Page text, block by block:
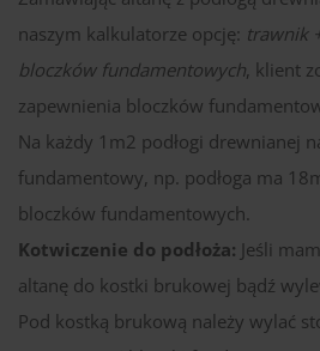
naszym kalkulatorze opcję: trawnik
bloczków fundamentowych, klient
zapewnienia bloczków
Na każdy 1m2 podłogi drewnianej
fundamentowy, np. podłoga ma
bloczków fundamentowych.
Kotwiczenie do podłoża: Jeśli
altanę do kostki brukowej bądź
Pod kostką brukową należy wylać